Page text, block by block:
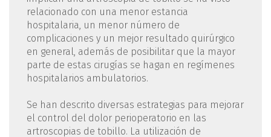
relacionado con una menor estancia
hospitalaria, un menor número de
complicaciones y un mejor resultado quirúrgico
en general, además de posibilitar que la mayor
parte de estas cirugías se hagan en regímenes
hospitalarios ambulatorios.
Se han descrito diversas estrategias para mejorar
el control del dolor perioperatorio en las
artroscopias de tobillo. La utilización de